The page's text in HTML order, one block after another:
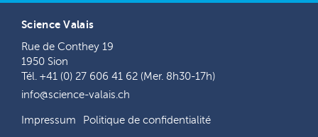
Science Valais
Rue de Conthey 19
1950 Sion
Tél. +41 (0) 27 606 41 62 (Mer. 8h30-17h)
info@science-valais.ch
Impressum Politique de confidentialité